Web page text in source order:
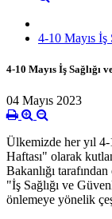
4-10 Mayıs İş
4-10 Mayıs İş Sağlığı
04 Mayıs 2023
Ülkemizde her yıl 4-
Haftası" olarak
Bakanlığı
"İş Sağlığı ve
önlemeye yönelik